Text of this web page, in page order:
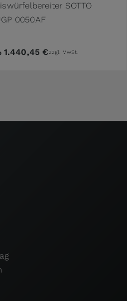
SOTTO
0050AF
1.440,45 €zzgl. MwSt.